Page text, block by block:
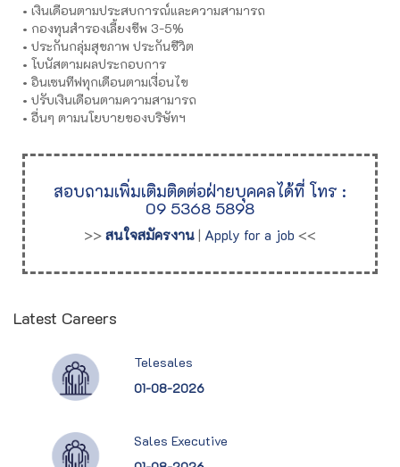
• เงินเดือนตามประสบการณ์และความสามารถ
• กองทุนสำรองเลี้ยงชีพ 3-5%
• ประกันกลุ่มสุขภาพ ประกันชีวิต
• โบนัสตามผลประกอบการ
• อินเซนทีฟทุกเดือนตามเงื่อนไข
• ปรับเงินเดือนตามความสามารถ
• อื่นๆ ตามนโยบายของบริษัทฯ
สอบถามเพิ่มเติมติดต่อฝ่ายบุคคลได้ที่ โทร :
09 5368 5898
>> สนใจสมัครงาน | Apply for a job <<
Latest Careers
Telesales
01-08-2026
Sales Executive